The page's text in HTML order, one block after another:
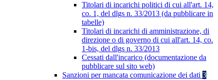
Titolari di incarichi politici di cui all'art. 14,
co. 1, del dlgs n. 33/2013 (da pubblicare in
tabelle)
Titolari di incarichi di amministrazione, di
direzione o di governo di cui all'art. 14, co.
1-bis, del dlgs n. 33/2013
Cessati dall'incarico (documentazione da
pubblicare sul sito web)
Sanzioni per mancata comunicazione dei dati 3